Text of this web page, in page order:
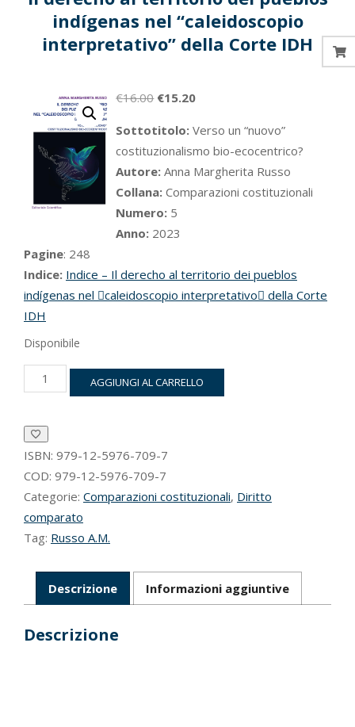
indígenas nel “caleidoscopio
interpretativo” della Corte IDH
€16.00 Il
originale
era:
€16.00.
€15.20Il
attuale
è:
€15.20.
Sottotitolo: Verso un “nuovo”
costituzionalismo bio-ecocentrico?
Autore: Anna Margherita Russo
Collana: Comparazioni costituzionali
Numero: 5
Anno: 2023
Pagine: 248
Indice: Indice – Il derecho al territorio dei pueblos
indígenas nel caleidoscopio interpretativo della Corte
IDH
Disponibile
derecho
dei
pueblos
indígenas
"caleidoscopio
interpretativo"
della
IDH
quantità
AGGIUNGI AL CARRELLO
ISBN: 979-12-5976-709-7
COD: 979-12-5976-709-7
Categorie: Comparazioni costituzionali, Diritto
comparato
Tag: Russo A.M.
Descrizione Informazioni aggiuntive
Descrizione